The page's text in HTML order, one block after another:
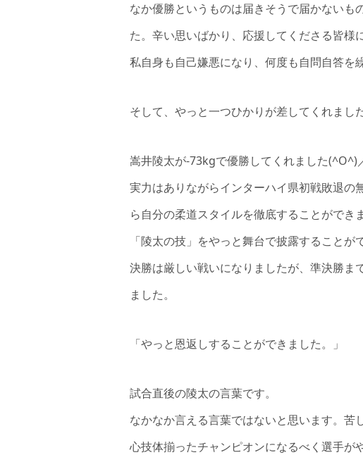
なか優勝というものは届きそうで届かない
た。辛い思いばかり、応援してくださる皆様
私自身も自己嫌悪になり、何度も自問自答を
そして、やっと一つひかりが差してくれました
嵩井陵太が-73kgで優勝してくれました(^O^)
実力はありながらインターハイ県初戦敗退
ら自分の柔道スタイルを徹底することができ
「陵太の技」をやっと舞台で披露すること
決勝は厳しい戦いになりましたが、準決勝
ました。
「やっと恩返しすることができました。」
試合直後の陵太の言葉です。
なかなか言える言葉ではないと思います。苦
心技体揃ったチャンピオンになるべく選手が